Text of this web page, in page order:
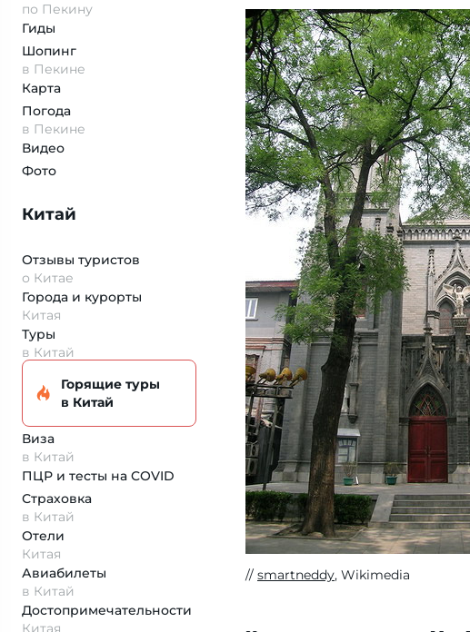
по Пекину
Гиды
Шопинг
в Пекине
Карта
Погода
в Пекине
Видео
Фото
Китай
Отзывы туристов
о Китае
Города и курорты
Китая
Туры
в Китай
Горящие туры
в Китай
Виза
в Китай
ПЦР и тесты на COVID
Страховка
в Китай
Отели
Китая
Авиабилеты
в Китай
Достопримеча­тельности
Китая
smartneddy, Wikimedia